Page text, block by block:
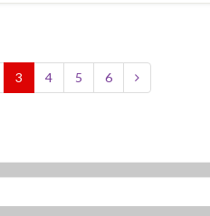
3 4 5 6